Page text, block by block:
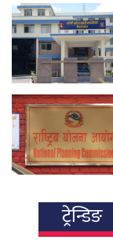
ट्रेन्डिङ